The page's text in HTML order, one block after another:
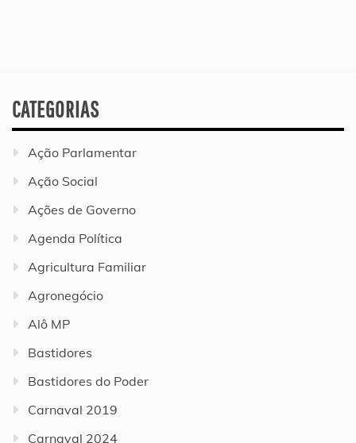
CATEGORIAS
Ação Parlamentar
Ação Social
Ações de Governo
Agenda Política
Agricultura Familiar
Agronegócio
Alô MP
Bastidores
Bastidores do Poder
Carnaval 2019
Carnaval 2024